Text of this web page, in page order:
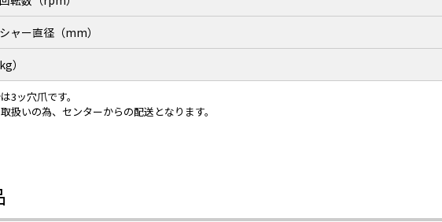
ャー直径（mm）
）
3ッ穴爪です。
扱いの為、センターからの配送となります。